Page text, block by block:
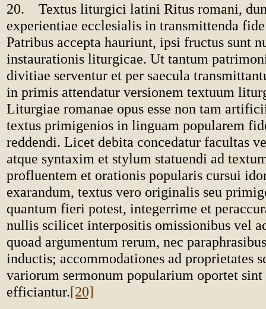
20. Textus liturgici latini Ritus romani,
experientiae ecclesialis in transmittenda
Patribus accepta hauriunt, ipsi fructus sunt
instaurationis liturgicae. Ut tantum
divitiae serventur et per saecula
in primis attendatur versionem textuum
Liturgiae romanae opus esse non tam
textus primigenios in linguam popularem
reddendi. Licet debita concedatur facultas
atque syntaxim et stylum statuendi ad
profluentem et orationis popularis cursui
exarandum, textus vero originalis seu
quantum fieri potest, integerrime et
nullis scilicet interpositis omissionibus vel
quoad argumentum rerum, nec
inductis; accommodationes ad proprietates
variorum sermonum popularium oportet sint
efficiantur.[20]